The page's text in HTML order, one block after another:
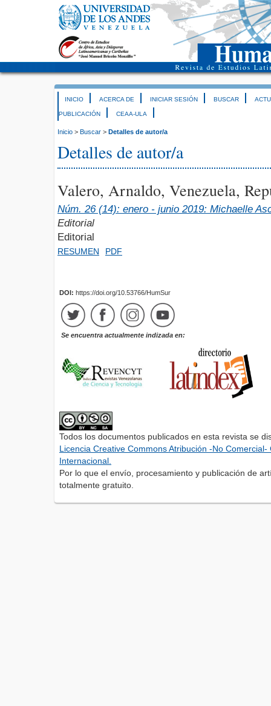
INICIO ACERCA DE INICIAR SESIÓN BUSCAR
PUBLICACIÓN CEAA-ULA
Inicio > Buscar > Detalles de autor/a
Detalles de autor/a
Valero, Arnaldo, Venezuela,
Núm. 26 (14): enero - junio 2019: Michaelle
Editorial
Editorial
RESUMEN PDF
DOI: https://doi.org/10.53766/HumSur
Se encuentra actualmente indizada en:
Todos los documentos publicados en esta revista se
Licencia Creative Commons Atribución -No
Internacional.
Por lo que el envío, procesamiento y publicación de
totalmente gratuito.